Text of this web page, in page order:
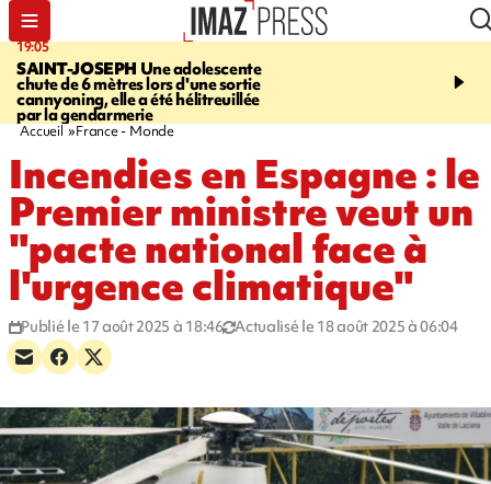
19:05
SAINT-JOSEPH Une adolescente
chute de 6 mètres lors d'une sortie
cannyoning, elle a été hélitreuillée
par la gendarmerie
20:44
rouée de coups,
Accueil France - Monde
Incendies en Espagne : le
Premier ministre veut un
"pacte national face à
l'urgence climatique"
Publié le 17 août 2025 à 18:46 Actualisé le 18 août 2025 à 06:04